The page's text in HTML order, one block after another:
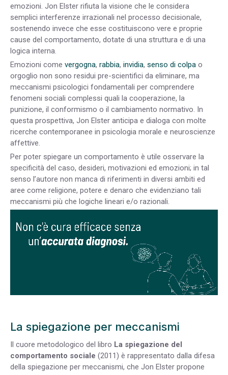
emozioni. Jon Elster rifiuta la visione che le considera
semplici interferenze irrazionali nel processo decisionale,
sostenendo invece che esse costituiscono vere e proprie
cause del comportamento, dotate di una struttura e di una
logica interna.
Emozioni come vergogna, rabbia, invidia, senso di colpa o
orgoglio non sono residui pre-scientifici da eliminare, ma
meccanismi psicologici fondamentali per comprendere
fenomeni sociali complessi quali la cooperazione, la
punizione, il conformismo o il cambiamento normativo. In
questa prospettiva, Jon Elster anticipa e dialoga con molte
ricerche contemporanee in psicologia morale e neuroscienze
affettive.
Per poter spiegare un comportamento è utile osservare la
specificità del caso, desideri, motivazioni ed emozioni; in tal
senso l’autore non manca di riferimenti in diversi ambiti ed
aree come religione, potere e denaro che evidenziano tali
meccanismi più che logiche lineari e/o razionali.
La spiegazione per meccanismi
Il cuore metodologico del libro La spiegazione del
comportamento sociale (2011) è rappresentato dalla difesa
della spiegazione per meccanismi, che Jon Elster propone